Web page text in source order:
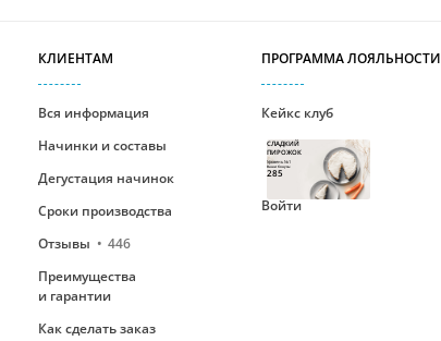
КЛИЕНТАМ
Вся информация
Начинки и составы
Дегустация начинок
Сроки производства
Отзывы
446
Преимущества
и гарантии
Как сделать заказ
ПРОГРАММА ЛОЯЛЬНОСТИ
Кейкс клуб
СЛАДКИЙ
ПИРОЖОК
Уровень №1
Ваши бонусы
285
Войти